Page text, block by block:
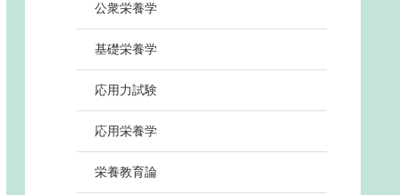
公衆栄養学
基礎栄養学
応用力試験
応用栄養学
栄養教育論